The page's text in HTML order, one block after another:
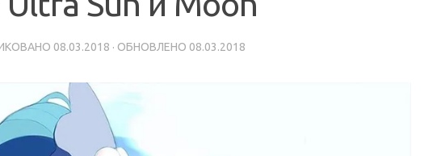
08.03.2018 · ОБНОВЛЕНО 08.03.2018